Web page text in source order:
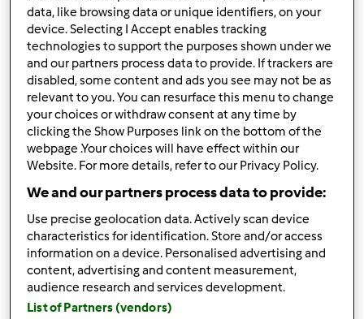
Qui, 2013-05-02 21:07
Boa noite! Este dom comemora-se O dia da Mae
e vou fazer um almocinho especial p s minha mãe e sogra
e precisava da receita de um bolinho especial sem ser de
chocolate. Alguém me da uma sugestão? Obrigada e bons
data, like browsing data or unique identifiers, on your
device. Selecting I Accept enables tracking
technologies to support the purposes shown under we
and our partners process data to provide. If trackers are
disabled, some content and ads you see may not be as
relevant to you. You can resurface this menu to change
your choices or withdraw consent at any time by
clicking the Show Purposes link on the bottom of the
webpage .Your choices will have effect within our
Website. For more details, refer to our Privacy Policy.
We and our partners process data to provide:
Use precise geolocation data. Actively scan device
characteristics for identification. Store and/or access
information on a device. Personalised advertising and
content, advertising and content measurement,
audience research and services development.
List of Partners (vendors)